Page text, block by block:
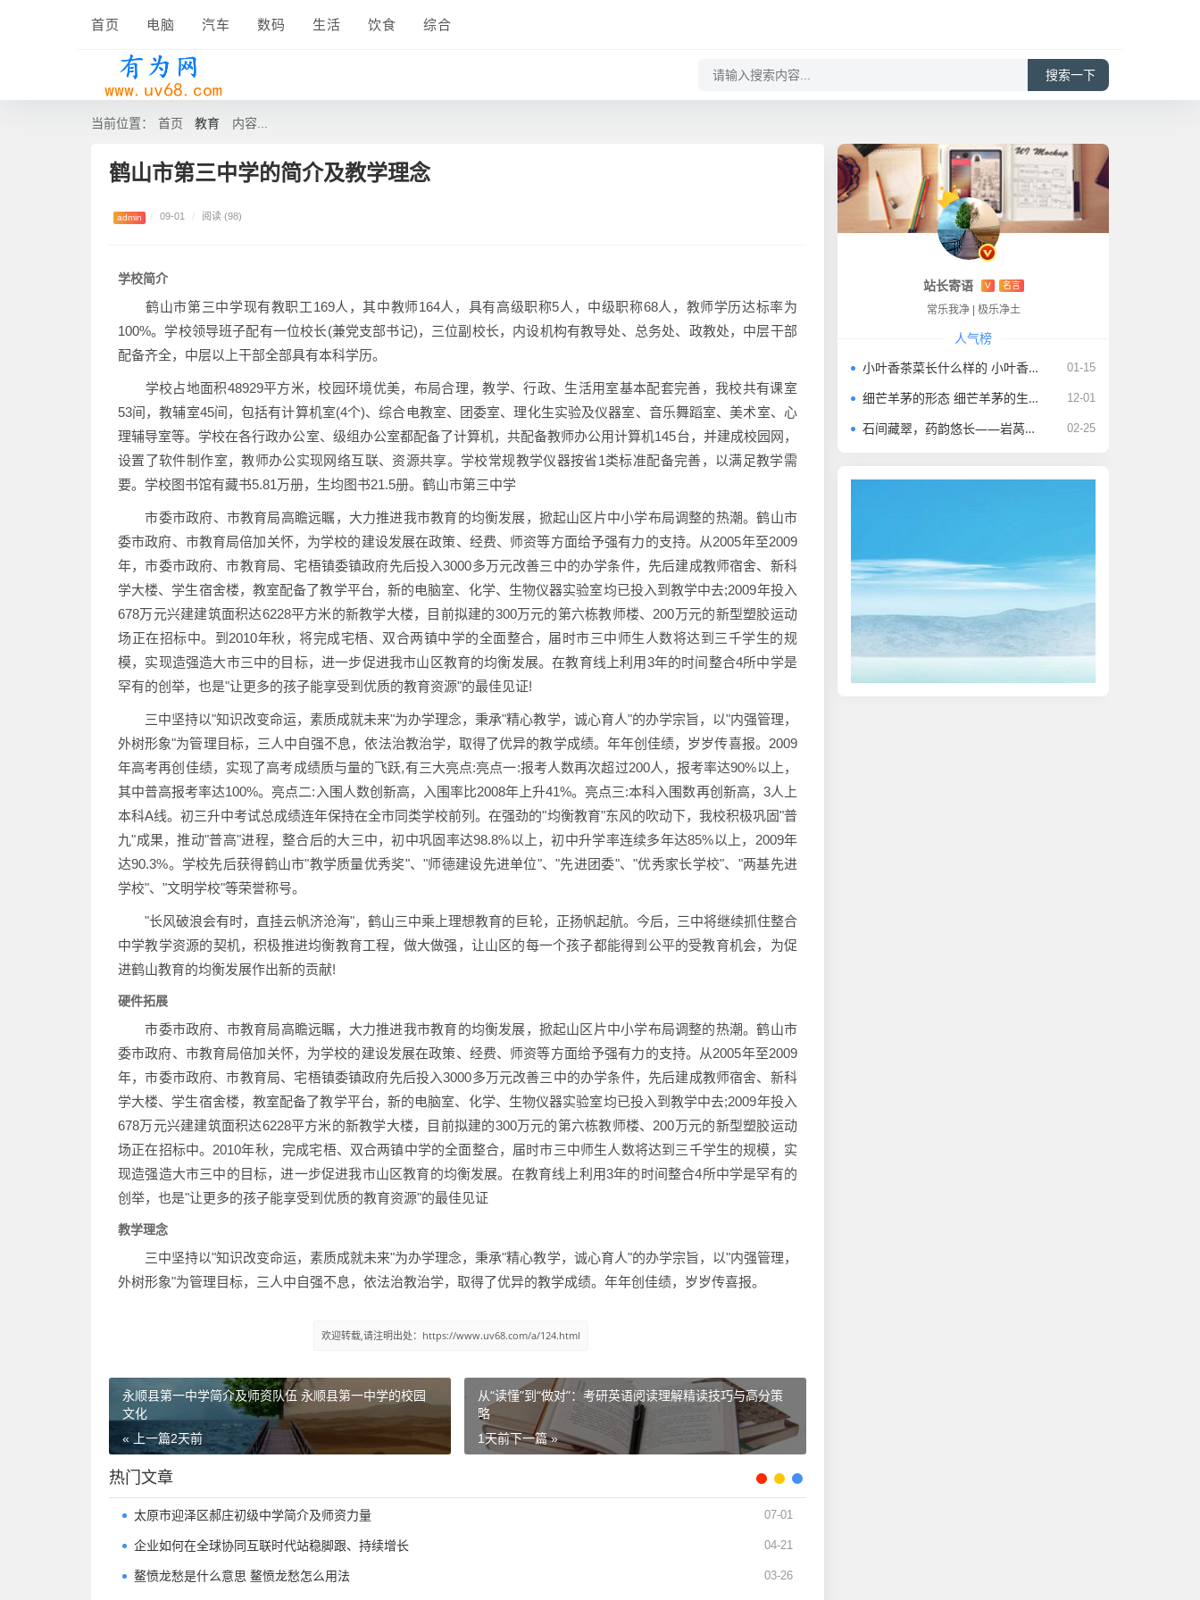
首页 电脑 汽车 数码 生活 饮食 综合
搜索一下
当前位置： 首页 教育 内容...
鹤山市第三中学的简介及教学理念
admin / 09-01 / 阅读 (98)
学校简介
鹤山市第三中学现有教职工169人，其中教师164人，具有高级职称5人，中级职称68人，教师学历达标率为
100%。学校领导班子配有一位校长(兼党支部书记)，三位副校长，内设机构有教导处、总务处、政教处，中层干部
配备齐全，中层以上干部全部具有本科学历。
学校占地面积48929平方米，校园环境优美，布局合理，教学、行政、生活用室基本配套完善，我校共有课室
53间，教辅室45间，包括有计算机室(4个)、综合电教室、团委室、理化生实验及仪器室、音乐舞蹈室、美术室、心
理辅导室等。学校在各行政办公室、级组办公室都配备了计算机，共配备教师办公用计算机145台，并建成校园网，
设置了软件制作室，教师办公实现网络互联、资源共享。学校常规教学仪器按省1类标准配备完善，以满足教学需
要。学校图书馆有藏书5.81万册，生均图书21.5册。鹤山市第三中学
市委市政府、市教育局高瞻远瞩，大力推进我市教育的均衡发展，掀起山区片中小学布局调整的热潮。鹤山市
委市政府、市教育局倍加关怀，为学校的建设发展在政策、经费、师资等方面给予强有力的支持。从2005年至2009
年，市委市政府、市教育局、宅梧镇委镇政府先后投入3000多万元改善三中的办学条件，先后建成教师宿舍、新科
学大楼、学生宿舍楼，教室配备了教学平台，新的电脑室、化学、生物仪器实验室均已投入到教学中去;2009年投入
678万元兴建建筑面积达6228平方米的新教学大楼，目前拟建的300万元的第六栋教师楼、200万元的新型塑胶运动
场正在招标中。到2010年秋，将完成宅梧、双合两镇中学的全面整合，届时市三中师生人数将达到三千学生的规
模，实现造强造大市三中的目标，进一步促进我市山区教育的均衡发展。在教育线上利用3年的时间整合4所中学是
罕有的创举，也是"让更多的孩子能享受到优质的教育资源"的最佳见证!
三中坚持以"知识改变命运，素质成就未来"为办学理念，秉承"精心教学，诚心育人"的办学宗旨，以"内强管理，
外树形象"为管理目标，三人中自强不息，依法治教治学，取得了优异的教学成绩。年年创佳绩，岁岁传喜报。2009
年高考再创佳绩，实现了高考成绩质与量的飞跃,有三大亮点:亮点一:报考人数再次超过200人，报考率达90%以上，
其中普高报考率达100%。亮点二:入围人数创新高，入围率比2008年上升41%。亮点三:本科入围数再创新高，3人上
本科A线。初三升中考试总成绩连年保持在全市同类学校前列。在强劲的"均衡教育"东风的吹动下，我校积极巩固"普
九"成果，推动"普高"进程，整合后的大三中，初中巩固率达98.8%以上，初中升学率连续多年达85%以上，2009年
达90.3%。学校先后获得鹤山市"教学质量优秀奖"、"师德建设先进单位"、"先进团委"、"优秀家长学校"、"两基先进
学校"、"文明学校"等荣誉称号。
"长风破浪会有时，直挂云帆济沧海"，鹤山三中乘上理想教育的巨轮，正扬帆起航。今后，三中将继续抓住整合
中学教学资源的契机，积极推进均衡教育工程，做大做强，让山区的每一个孩子都能得到公平的受教育机会，为促
进鹤山教育的均衡发展作出新的贡献!
硬件拓展
市委市政府、市教育局高瞻远瞩，大力推进我市教育的均衡发展，掀起山区片中小学布局调整的热潮。鹤山市
委市政府、市教育局倍加关怀，为学校的建设发展在政策、经费、师资等方面给予强有力的支持。从2005年至2009
年，市委市政府、市教育局、宅梧镇委镇政府先后投入3000多万元改善三中的办学条件，先后建成教师宿舍、新科
学大楼、学生宿舍楼，教室配备了教学平台，新的电脑室、化学、生物仪器实验室均已投入到教学中去;2009年投入
678万元兴建建筑面积达6228平方米的新教学大楼，目前拟建的300万元的第六栋教师楼、200万元的新型塑胶运动
场正在招标中。2010年秋，完成宅梧、双合两镇中学的全面整合，届时市三中师生人数将达到三千学生的规模，实
现造强造大市三中的目标，进一步促进我市山区教育的均衡发展。在教育线上利用3年的时间整合4所中学是罕有的
创举，也是"让更多的孩子能享受到优质的教育资源"的最佳见证
教学理念
三中坚持以"知识改变命运，素质成就未来"为办学理念，秉承"精心教学，诚心育人"的办学宗旨，以"内强管理，
外树形象"为管理目标，三人中自强不息，依法治教治学，取得了优异的教学成绩。年年创佳绩，岁岁传喜报。
欢迎转载,请注明出处：https://www.uv68.com/a/124.html
永顺县第一中学简介及师资队伍 永顺县第一中学的校园
文化
« 上一篇2天前
从“读懂”到“做对”：考研英语阅读理解精读技巧与高分策
略
下一篇 »
1天前
热门文章
太原市迎泽区郝庄初级中学简介及师资力量 07-01
企业如何在全球协同互联时代站稳脚跟、持续增长 04-21
鳌愤龙愁是什么意思 鳌愤龙愁怎么用法 03-26
站长寄语 V 名言
常乐我净 极乐净土
人气榜
小叶香茶菜长什么样的 小叶香茶菜的生长及繁殖方法 01-15
细芒羊茅的形态 细芒羊茅的生长环境及分布范围 12-01
石间藏翠，药韵悠长——岩莴苣的隐秘风华 02-25